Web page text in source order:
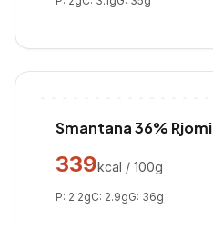
Smantana 36% Rjomi
339kcal / 100g
P: 2.2gC: 2.9gG: 36g